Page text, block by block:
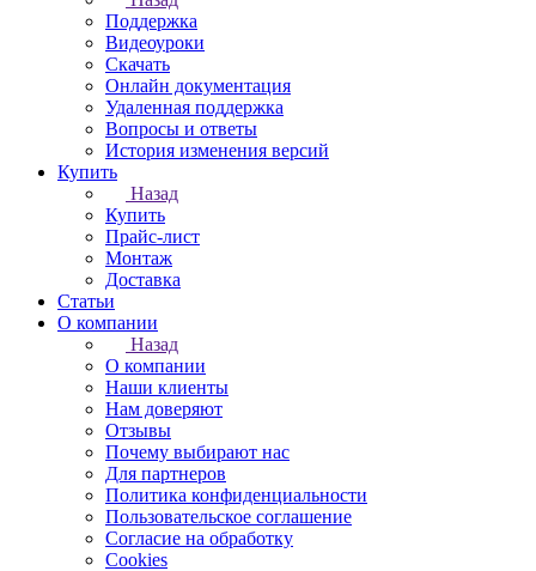
Поддержка
Видеоуроки
Скачать
Онлайн документация
Удаленная поддержка
Вопросы и ответы
История изменения версий
Купить
Назад
Купить
Прайс-лист
Монтаж
Доставка
Статьи
О компании
Назад
О компании
Наши клиенты
Нам доверяют
Отзывы
Почему выбирают нас
Для партнеров
Политика конфиденциальности
Пользовательское соглашение
Согласие на обработку
Cookies